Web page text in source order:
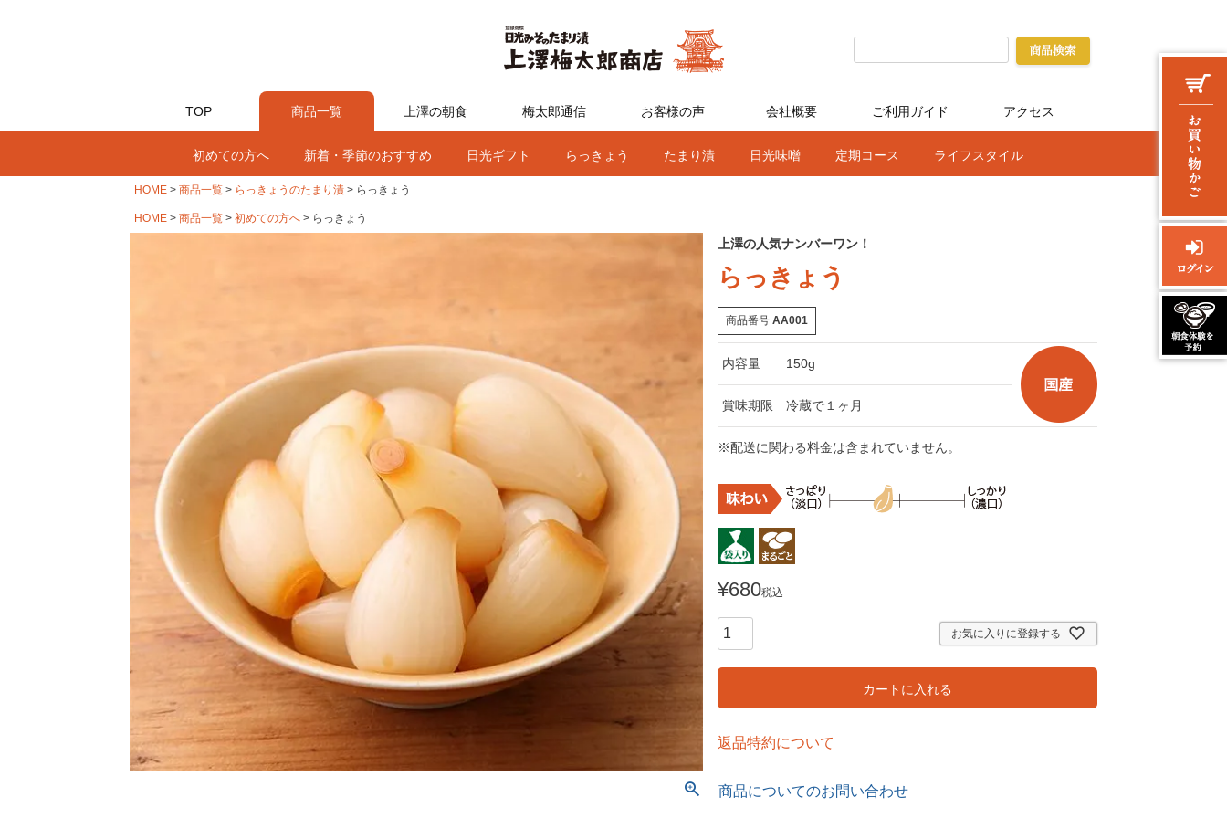
TOP 商品一覧 上澤の朝食 梅太郎通信 お客様の声 会社概要 ご利用ガイド アクセス
初めての方へ 新着・季節のおすすめ 日光ギフト らっきょう たまり漬 日光味噌 定期コース ライフスタイル
HOME 商品一覧 らっきょうのたまり漬 らっきょう
HOME 商品一覧 初めての方へ らっきょう
上澤の人気ナンバーワン！
らっきょう
商品番号 AA001
内容量 150g
賞味期限 冷蔵で１ヶ月
※配送に関わる料金は含まれていません。
¥680税込
お気に入りに登録する
カートに入れる
返品特約について
商品についてのお問い合わせ